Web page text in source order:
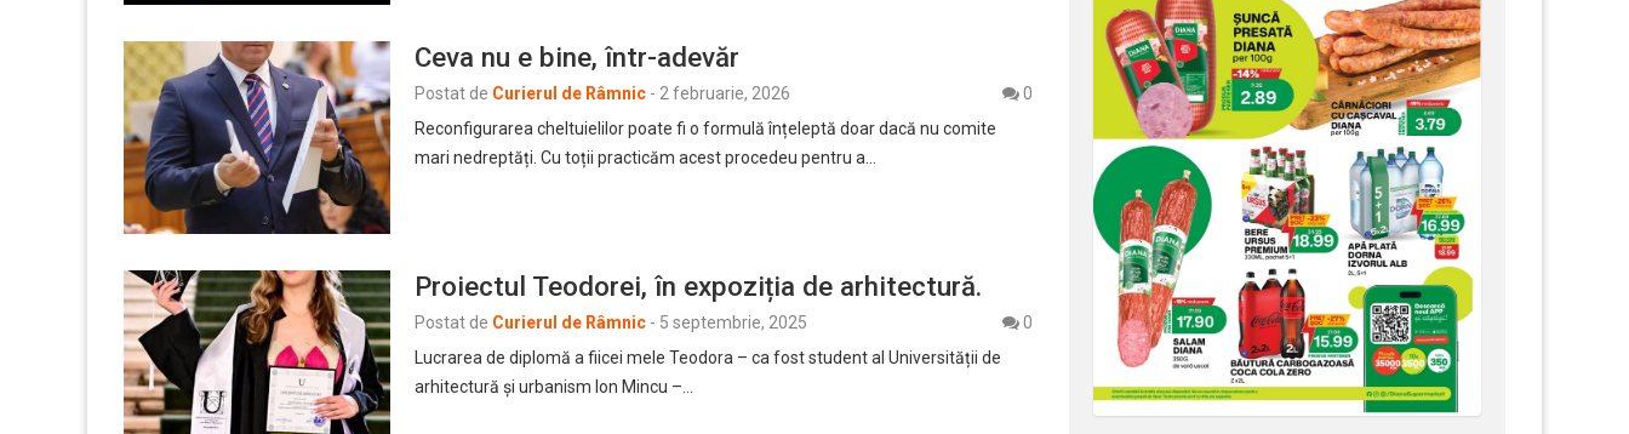
Ceva nu e bine, într-adevăr
Postat de Curierul de Râmnic - 2 februarie, 2026
0
Reconfigurarea cheltuielilor poate fi o formulă înțeleptă doar dacă nu comite
mari nedreptăți. Cu toții practicăm acest procedeu pentru a…
Proiectul Teodorei, în expoziția de arhitectură.
Postat de Curierul de Râmnic - 5 septembrie, 2025
0
Lucrarea de diplomă a fiicei mele Teodora – ca fost student al Universității de
arhitectură și urbanism Ion Mincu –…